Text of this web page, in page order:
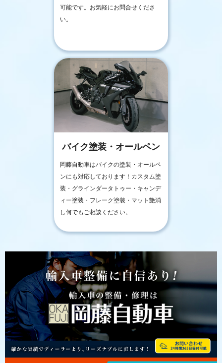
可能です。お気軽にお問合せくださ
い。
バイク塗装・オールペン
岡藤自動車はバイクの塗装・オールペ
ンにも対応しております！カスタム塗
装・グラインダータトゥー・キャンデ
ィー塗装・フレーク塗装・マット艶消
し何でもご相談ください。